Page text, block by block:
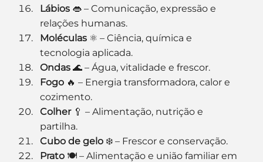
Lábios 👄 – Comunicação, expressão e
relações humanas.
Moléculas ⚛️ – Ciência, química e
tecnologia aplicada.
Ondas 🌊 – Água, vitalidade e frescor.
Fogo 🔥 – Energia transformadora, calor e
cozimento.
Colher 🥄 – Alimentação, nutrição e
partilha.
Cubo de gelo ❄️ – Frescor e conservação.
Prato 🍽️ – Alimentação e união familiar em